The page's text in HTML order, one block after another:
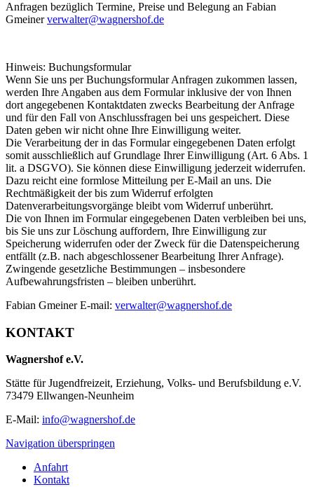
Anfragen bezüglich Termine, Preise und Belegung an Fabian
Gmeinerverwalter@wagnershof.de
Hinweis: Buchungsformular
Wenn Sie uns per Buchungsformular Anfragen zukommen lassen,
werden Ihre Angaben aus dem Formular inklusive der von Ihnen
dort angegebenen Kontaktdaten zwecks Bearbeitung der Anfrage
und für den Fall von Anschlussfragen bei uns gespeichert. Diese
Daten geben wir nicht ohne Ihre Einwilligung weiter.
Die Verarbeitung der in das Formular eingegebenen Daten erfolgt
somit ausschließlich auf Grundlage Ihrer Einwilligung (Art. 6 Abs. 1
lit. a DSGVO). Sie können diese Einwilligung jederzeit widerrufen.
Dazu reicht eine formlose Mitteilung per E-Mail an uns. Die
Rechtmäßigkeit der bis zum Widerruf erfolgten
Datenverarbeitungsvorgänge bleibt vom Widerruf unberührt.
Die von Ihnen im Formular eingegebenen Daten verbleiben bei uns,
bis Sie uns zur Löschung auffordern, Ihre Einwilligung zur
Speicherung widerrufen oder der Zweck für die Datenspeicherung
entfällt (z.B. nach abgeschlossener Bearbeitung Ihrer Anfrage).
Zwingende gesetzliche Bestimmungen – insbesondere
Aufbewahrungsfristen – bleiben unberührt.
Fabian Gmeiner E-mail: verwalter@wagnershof.de
KONTAKT
Wagnershof e.V.
Stätte für Jugendfreizeit, Erziehung, Volks- und Berufsbildung e.V.
73479 Ellwangen-Neunheim
E-Mail: info@wagnershof.de
Navigation überspringen
Anfahrt
Kontakt